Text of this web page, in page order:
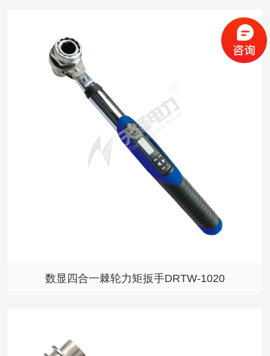
数显四合一棘轮力矩扳手DRTW-1020